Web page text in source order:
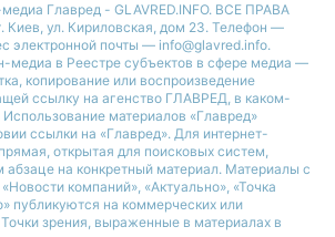
Главред - GLAVRED.INFO. ВСЕ ПРАВА
ул. Кириловская, дом 23. Телефон —
электронной почты — info@glavred.info.
медиа в Реестре cубъектов в сфере медиа —
копирование или воспроизведение
ссылку на агенство ГЛАВРЕД, в каком-
материалов «Главред»
ссылки на «Главред». Для интернет-
открытая для поисковых систем,
абзаце на конкретный материал. Материалы с
компаний», «Актуально», «Точка
публикуются на коммерческих или
зрения, выраженные в материалах в